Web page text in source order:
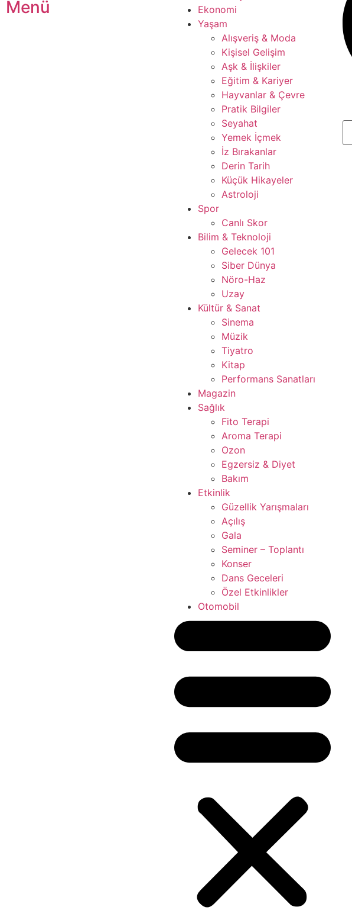
Menü
Ekonomi
Yaşam
Alışveriş & Moda
Kişisel Gelişim
Aşk & İlişkiler
Eğitim & Kariyer
Hayvanlar & Çevre
Pratik Bilgiler
Seyahat
Yemek İçmek
İz Bırakanlar
Derin Tarih
Küçük Hikayeler
Astroloji
Spor
Canlı Skor
Bilim & Teknoloji
Gelecek 101
Siber Dünya
Nöro-Haz
Uzay
Kültür & Sanat
Sinema
Müzik
Tiyatro
Kitap
Performans Sanatları
Magazin
Sağlık
Fito Terapi
Aroma Terapi
Ozon
Egzersiz & Diyet
Bakım
Etkinlik
Güzellik Yarışmaları
Açılış
Gala
Seminer – Toplantı
Konser
Dans Geceleri
Özel Etkinlikler
Otomobil